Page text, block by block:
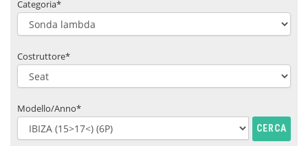
Categoria*
Costruttore*
Modello/Anno*
CERCA